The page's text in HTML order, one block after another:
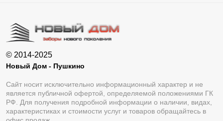
© 2014-2025
Новый Дом - Пушкино
Сайт носит исключительно информационный характер и не
является публичной офертой, определяемой положениями ГК
РФ. Для получения подробной информации о наличии, видах,
характеристиках и стоимости услуг и товаров обращайтесь в